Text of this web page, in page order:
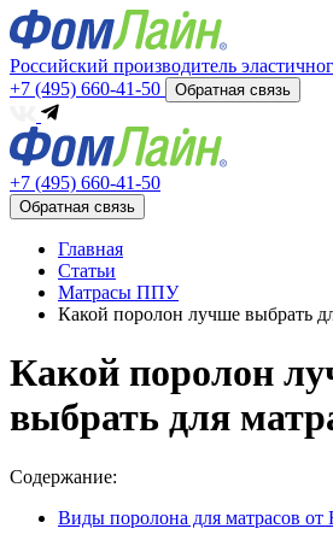
Российский производитель
+7 (495) 660-41-50
Обратная связь
+7 (495) 660-41-50
Обратная связь
Главная
Статьи
Матрасы ППУ
Какой поролон лучше выбрать
Какой поролон
выбрать для
Cодержание:
Виды поролона для матрасов от